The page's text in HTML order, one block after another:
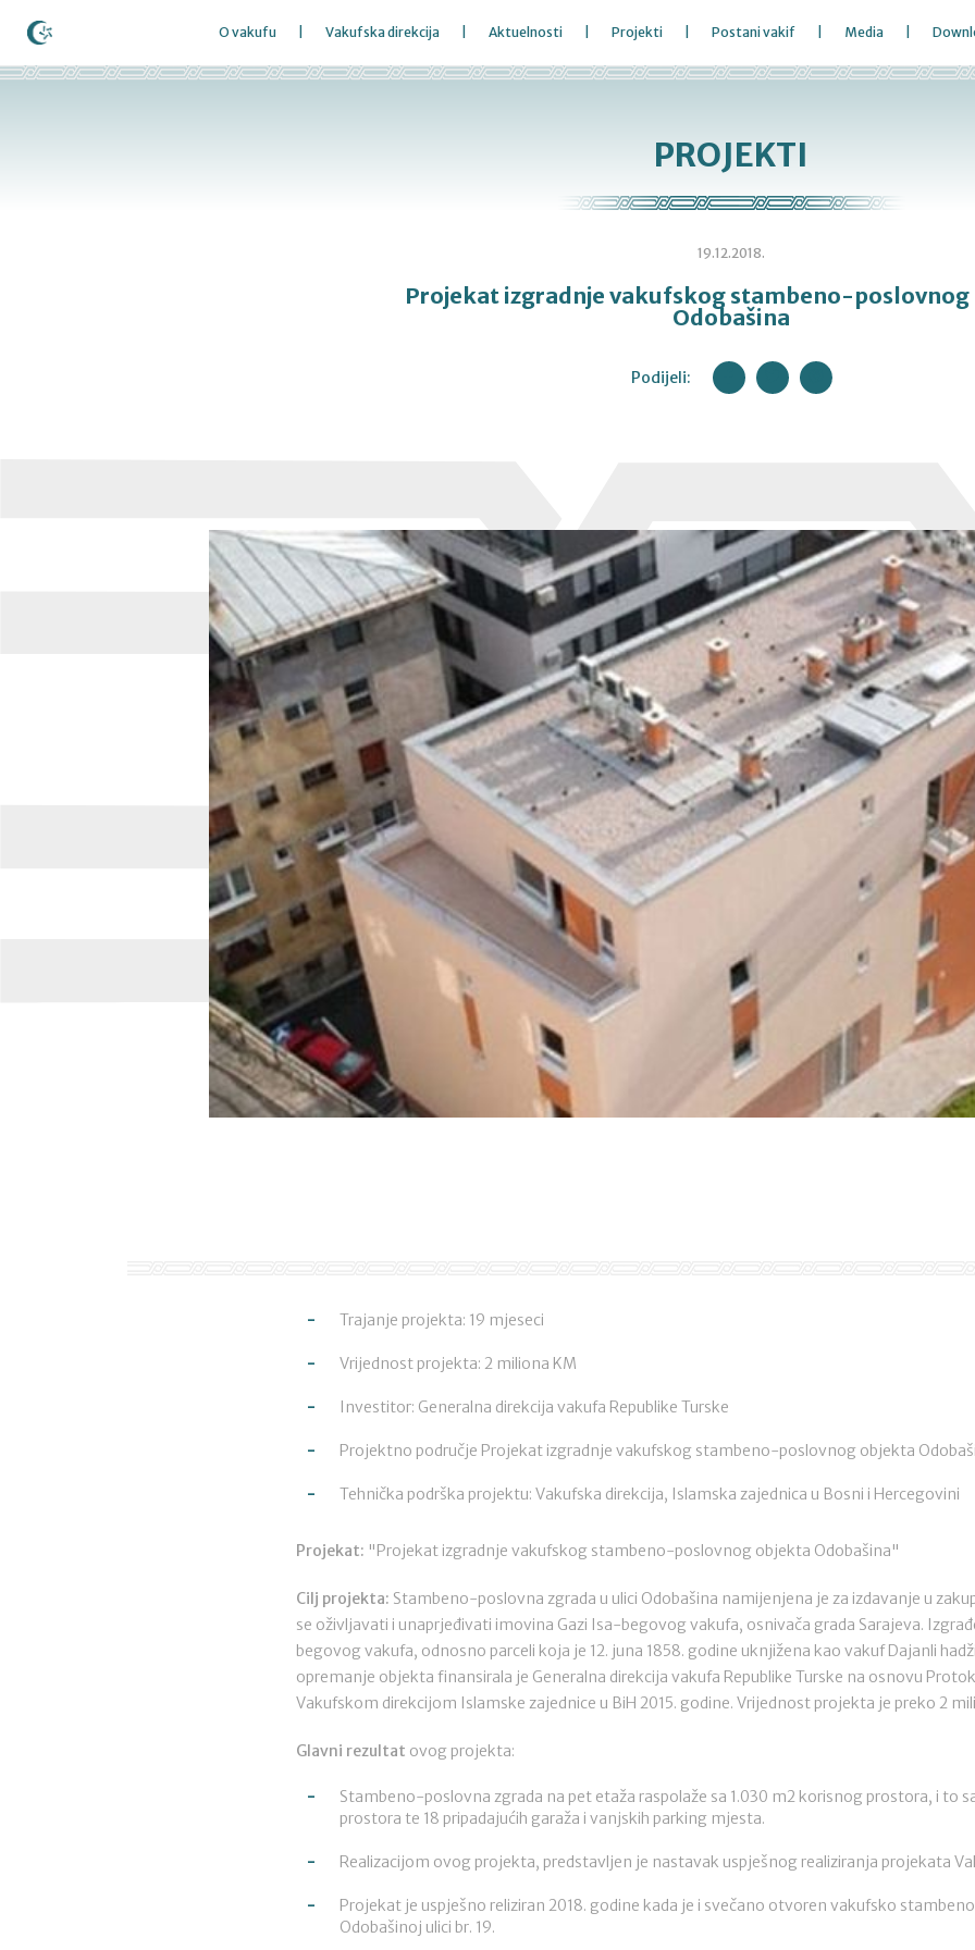
O vakufu Vakufska direkcija Aktuelnosti Projekti Postani vakif Media
PROJEKTI
19.12.2018.
Projekat izgradnje vakufskog stambeno-
Odobašina
Podijeli:
Trajanje projekta: 19 mjeseci
Vrijednost projekta: 2 miliona KM
Investitor: Generalna direkcija vakufa Republike Turske
Projektno područje Projekat izgradnje vakufskog stambeno-poslovnog objekta
Tehnička podrška projektu: Vakufska direkcija, Islamska zajednica u Bosni i Hercegovini
Projekat: "Projekat izgradnje vakufskog stambeno-poslovnog objekta Odobašina"
Cilj projekta: Stambeno-poslovna zgrada u ulici Odobašina namijenjena je za izdavanje u
se oživljavati i unaprjeđivati imovina Gazi Isa-begovog vakufa, osnivača grada Sarajeva.
begovog vakufa, odnosno parceli koja je 12. juna 1858. godine uknjižena kao vakuf Dajanli
opremanje objekta finansirala je Generalna direkcija vakufa Republike Turske na osnovu
Vakufskom direkcijom Islamske zajednice u BiH 2015. godine. Vrijednost projekta je preko 2
Glavni rezultat ovog projekta:
Stambeno-poslovna zgrada na pet etaža raspolaže sa 1.030 m2 korisnog prostora, i to
prostora te 18 pripadajućih garaža i vanjskih parking mjesta.
Realizacijom ovog projekta, predstavljen je nastavak uspješnog realiziranja projekata
Projekat je uspješno reliziran 2018. godine kada je i svečano otvoren vakufsko
Odobašinoj ulici br. 19.